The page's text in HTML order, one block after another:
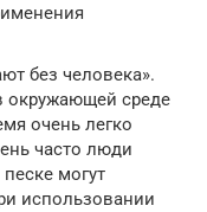
без человека».
окружающей среде
очень легко
часто люди
могут
использовании